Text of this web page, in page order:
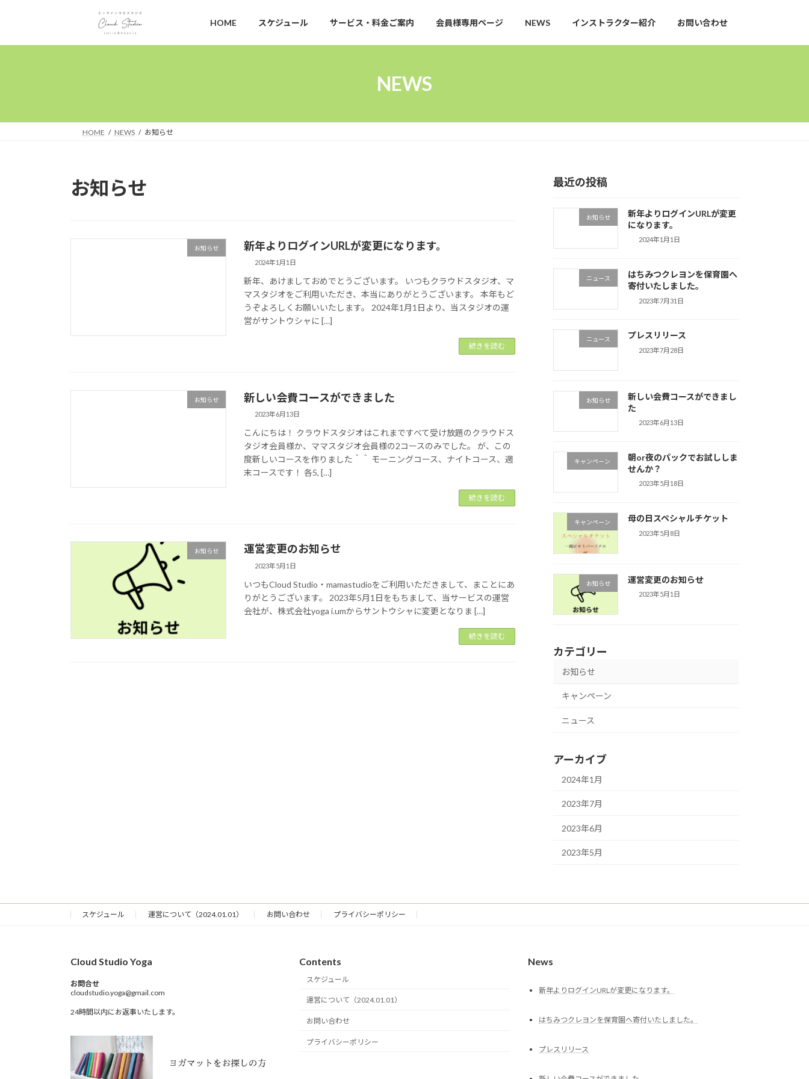
ッ
移
HOME スケジュール サービス・料金ご案内 会員様専用ページ NEWS インストラクター紹介 お問い合わせ
NEWS
HOME NEWS お知らせ
お知らせ
お知らせ 新年よりログインURLが変更になります。
2024年1月1日
新年、あけましておめでとうございます。 いつもクラウドスタジオ、マ
マスタジオをご利用いただき、本当にありがとうございます。 本年もど
うぞよろしくお願いいたします。 2024年1月1日より、当スタジオの運
営がサントウシャに […]
続きを読む
お知らせ 新しい会費コースができました
2023年6月13日
こんにちは！ クラウドスタジオはこれまですべて受け放題のクラウドス
タジオ会員様か、ママスタジオ会員様の2コースのみでした。 が、この
度新しいコースを作りました＾＾ モーニングコース、ナイトコース、週
末コースです！ 各5, […]
続きを読む
お知らせ 運営変更のお知らせ
2023年5月1日
いつもCloud Studio・mamastudioをご利用いただきまして、まことにあ
りがとうございます。 2023年5月1日をもちまして、当サービスの運営
会社が、株式会社yoga i.umからサントウシャに変更となりま […]
続きを読む
最近の投稿
お知らせ
新年よりログインURLが変更
になります。
2024年1月1日
ニュース
はちみつクレヨンを保育園へ
寄付いたしました。
2023年7月31日
ニュース プレスリリース
2023年7月28日
お知らせ
新しい会費コースができまし
た
2023年6月13日
キャンペーン
朝or夜のパックでお試ししま
せんか？
2023年5月18日
キャンペーン 母の日スペシャルチケット
2023年5月8日
お知らせ 運営変更のお知らせ
2023年5月1日
カテゴリー
お知らせ
キャンペーン
ニュース
アーカイブ
2024年1月
2023年7月
2023年6月
2023年5月
スケジュール 運営について（2024.01.01） お問い合わせ プライバシーポリシー
Cloud Studio Yoga
お問合せ
cloudstudio.yoga@gmail.com
24時間以内にお返事いたします。
Contents
スケジュール
運営について（2024.01.01）
お問い合わせ
プライバシーポリシー
News
新年よりログインURLが変更になります。
はちみつクレヨンを保育園へ寄付いたしました。
プレスリリース